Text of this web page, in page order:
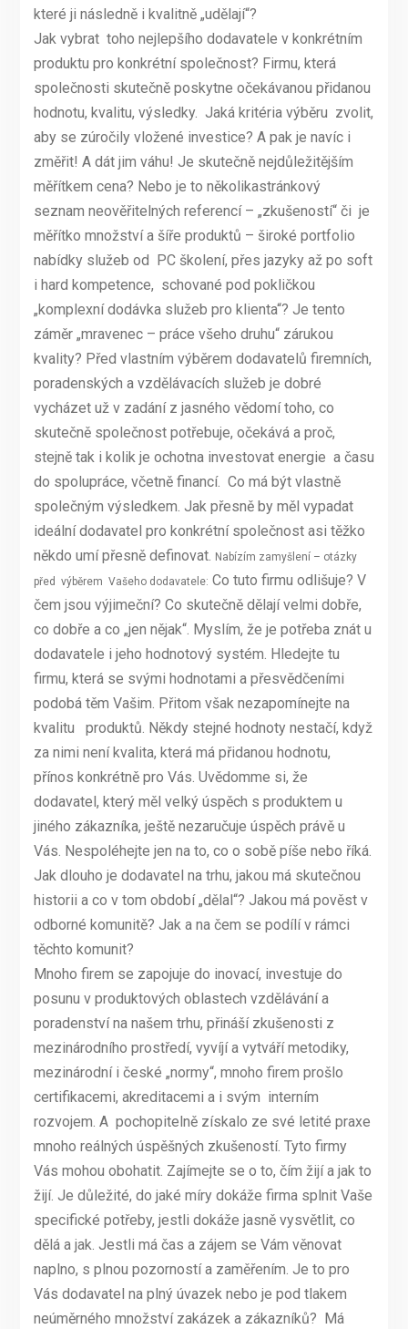
které ji následně i kvalitně „udělají“?
Jak vybrat toho nejlepšího dodavatele v konkrétním
produktu pro konkrétní společnost? Firmu, která
společnosti skutečně poskytne očekávanou přidanou
hodnotu, kvalitu, výsledky. Jaká kritéria výběru zvolit,
aby se zúročily vložené investice? A pak je navíc i
změřit! A dát jim váhu! Je skutečně nejdůležitějším
měřítkem cena? Nebo je to několikastránkový
seznam neověřitelných referencí – „zkušeností“ či je
měřítko množství a šíře produktů – široké portfolio
nabídky služeb od PC školení, přes jazyky až po soft
i hard kompetence, schované pod pokličkou
„komplexní dodávka služeb pro klienta“? Je tento
záměr „mravenec – práce všeho druhu“ zárukou
kvality? Před vlastním výběrem dodavatelů firemních,
poradenských a vzdělávacích služeb je dobré
vycházet už v zadání z jasného vědomí toho, co
skutečně společnost potřebuje, očekává a proč,
stejně tak i kolik je ochotna investovat energie a času
do spolupráce, včetně financí. Co má být vlastně
společným výsledkem. Jak přesně by měl vypadat
ideální dodavatel pro konkrétní společnost asi těžko
někdo umí přesně definovat. Nabízím zamyšlení – otázky
před výběrem Vašeho dodavatele: Co tuto firmu odlišuje? V
čem jsou výjimeční? Co skutečně dělají velmi dobře,
co dobře a co „jen nějak“. Myslím, že je potřeba znát u
dodavatele i jeho hodnotový systém. Hledejte tu
firmu, která se svými hodnotami a přesvědčeními
podobá těm Vašim. Přitom však nezapomínejte na
kvalitu produktů. Někdy stejné hodnoty nestačí, když
za nimi není kvalita, která má přidanou hodnotu,
přínos konkrétně pro Vás. Uvědomme si, že
dodavatel, který měl velký úspěch s produktem u
jiného zákazníka, ještě nezaručuje úspěch právě u
Vás. Nespoléhejte jen na to, co o sobě píše nebo říká.
Jak dlouho je dodavatel na trhu, jakou má skutečnou
historii a co v tom období „dělal“? Jakou má pověst v
odborné komunitě? Jak a na čem se podílí v rámci
těchto komunit?
Mnoho firem se zapojuje do inovací, investuje do
posunu v produktových oblastech vzdělávání a
poradenství na našem trhu, přináší zkušenosti z
mezinárodního prostředí, vyvíjí a vytváří metodiky,
mezinárodní i české „normy“, mnoho firem prošlo
certifikacemi, akreditacemi a i svým interním
rozvojem. A pochopitelně získalo ze své letité praxe
mnoho reálných úspěšných zkušeností. Tyto firmy
Vás mohou obohatit. Zajímejte se o to, čím žijí a jak to
žijí. Je důležité, do jaké míry dokáže firma splnit Vaše
specifické potřeby, jestli dokáže jasně vysvětlit, co
dělá a jak. Jestli má čas a zájem se Vám věnovat
naplno, s plnou pozorností a zaměřením. Je to pro
Vás dodavatel na plný úvazek nebo je pod tlakem
neúměrného množství zakázek a zákazníků? Má